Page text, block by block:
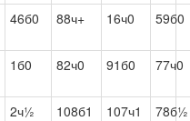
46б0 88ч+ 16ч0 59б0
1б0 82ч0 91б0 77ч0
2ч½ 108б1 107ч1 78б½